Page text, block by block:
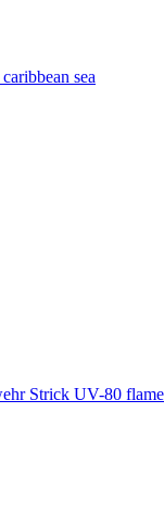
sea
Strick UV-80 flame